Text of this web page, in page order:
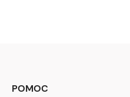
POMOC